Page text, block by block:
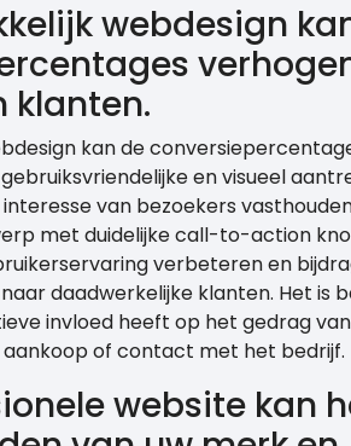
webdesign
klanten.
kan de
en visueel
van bezoekers
met duidelijke call-to-action
verbeteren en
daadwerkelijke klanten. Het is
invloed heeft op het gedrag
of contact met het bedrijf.
website kan